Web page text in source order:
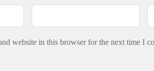
website in this browser for the next time I